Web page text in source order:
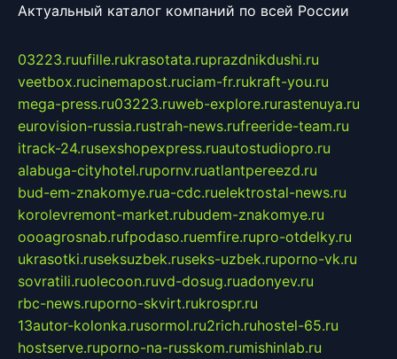
Актуальный каталог компаний по всей России
03223.ruufille.rukrasotata.ruprazdnikdushi.ru
veetbox.rucinemapost.ruciam-fr.rukraft-you.ru
mega-press.ru03223.ruweb-explore.rurastenuya.ru
eurovision-russia.rustrah-news.rufreeride-team.ru
itrack-24.rusexshopexpress.ruautostudiopro.ru
alabuga-cityhotel.rupornv.ruatlantpereezd.ru
bud-em-znakomye.rua-cdc.ruelektrostal-news.ru
korolevremont-market.rubudem-znakomye.ru
oooagrosnab.rufpodaso.ruemfire.rupro-otdelky.ru
ukrasotki.ruseksuzbek.ruseks-uzbek.ruporno-vk.ru
sovratili.ruolecoon.ruvd-dosug.ruadonyev.ru
rbc-news.ruporno-skvirt.rukrospr.ru
13autor-kolonka.rusormol.ru2rich.ruhostel-65.ru
hostserve.ruporno-na-russkom.rumishinlab.ru